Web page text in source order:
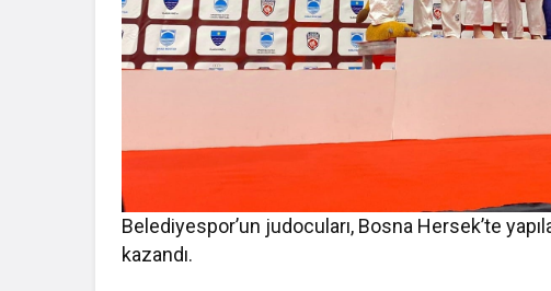
Belediyespor’un judocuları, Bosna Hersek’te
kazandı.